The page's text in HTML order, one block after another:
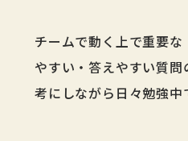
チームで動く上で重要
やすい・答えやすい質
考にしながら日々勉強中